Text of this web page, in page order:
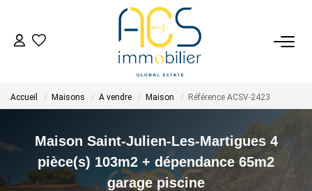
Tous Nos Biens En Vente
- Collection Réservée
Déposez Votre Recherche D'achat
Accueil Maisons A vendre Maison Référence ACSV-2423
Maison Saint-Julien-Les-Martigues 4
pièce(s) 103m2 + dépendance 65m2
garage piscine